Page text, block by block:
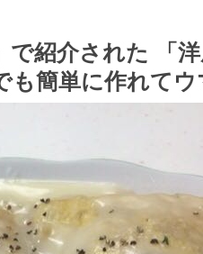
で紹介された 「
簡単に作れてウ